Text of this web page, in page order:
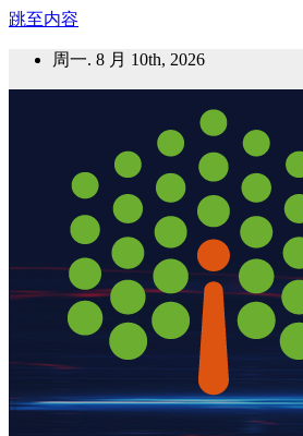
跳至内容
周一. 8 月 10th, 2026